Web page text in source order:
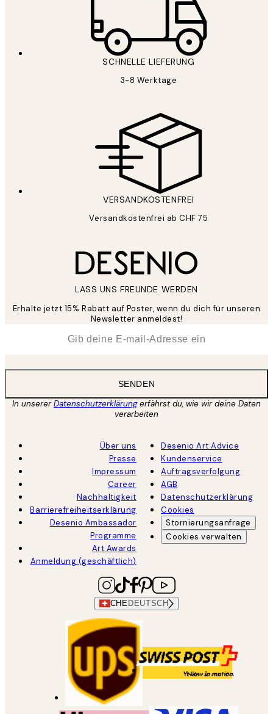
SCHNELLE LIEFERUNG
3-8 Werktage
VERSANDKOSTENFREI
Versandkostenfrei ab CHF 75
LASS UNS FREUNDE WERDEN
Erhalte jetzt 15% Rabatt auf Poster, wenn du dich für unseren
Newsletter anmeldest!
SENDEN
In unsererDatenschutzerklärungerfährst du, wie wir deine Daten
verarbeiten
Über uns
Presse
Impressum
Career
Nachhaltigkeit
Barrierefreiheitserklärung
Desenio Ambassador
Programme
Art Awards
Anmeldung (geschäftlich)
Desenio Art Advice
Kundenservice
Auftragsverfolgung
AGB
Datenschutzerklärung
Cookies
Stornierungsanfrage
Cookies verwalten
CHE DEUTSCH